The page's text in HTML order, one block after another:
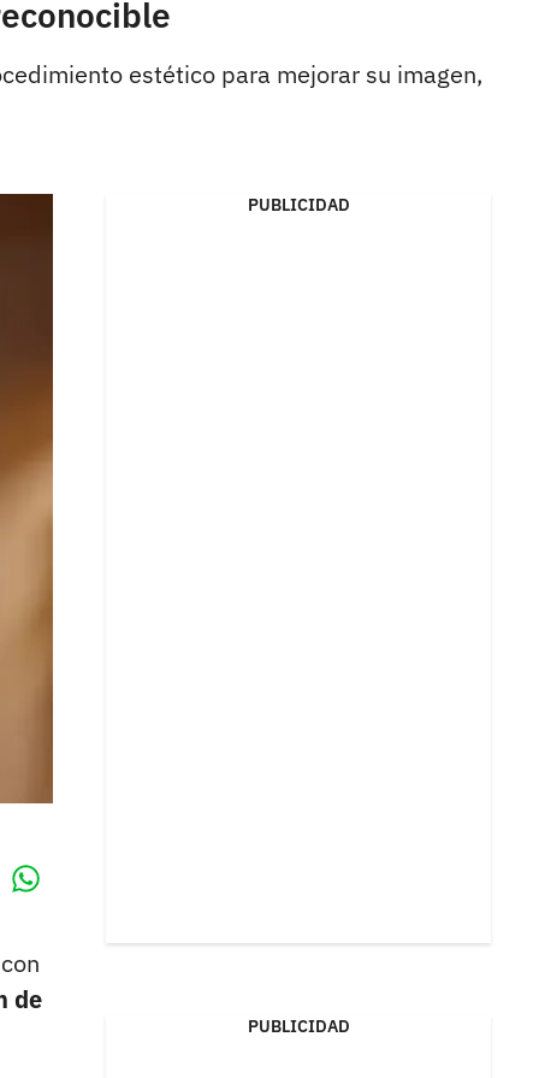
estético para mejorar su imagen,
de
PUBLICIDAD
PUBLICIDAD